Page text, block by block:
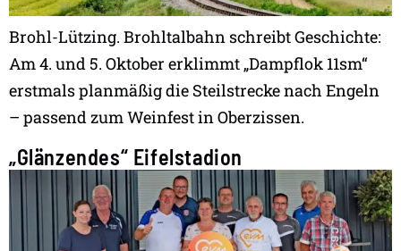
Brohl-Lützing. Brohltalbahn schreibt Geschichte:
Am 4. und 5. Oktober erklimmt „Dampflok 11sm“
erstmals planmäßig die Steilstrecke nach Engeln
– passend zum Weinfest in Oberzissen.
„Glänzendes“ Eifelstadion